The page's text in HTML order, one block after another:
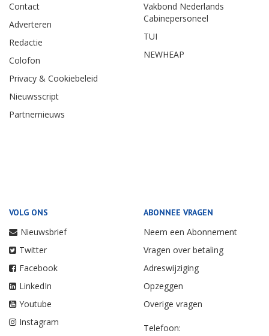
Contact
Adverteren
Redactie
Colofon
Privacy & Cookiebeleid
Nieuwsscript
Partnernieuws
Vakbond Nederlands
Cabinepersoneel
TUI
NEWHEAP
VOLG ONS
Nieuwsbrief
Twitter
Facebook
LinkedIn
Youtube
Instagram
ABONNEE VRAGEN
Neem een Abonnement
Vragen over betaling
Adreswijziging
Opzeggen
Overige vragen
Telefoon: